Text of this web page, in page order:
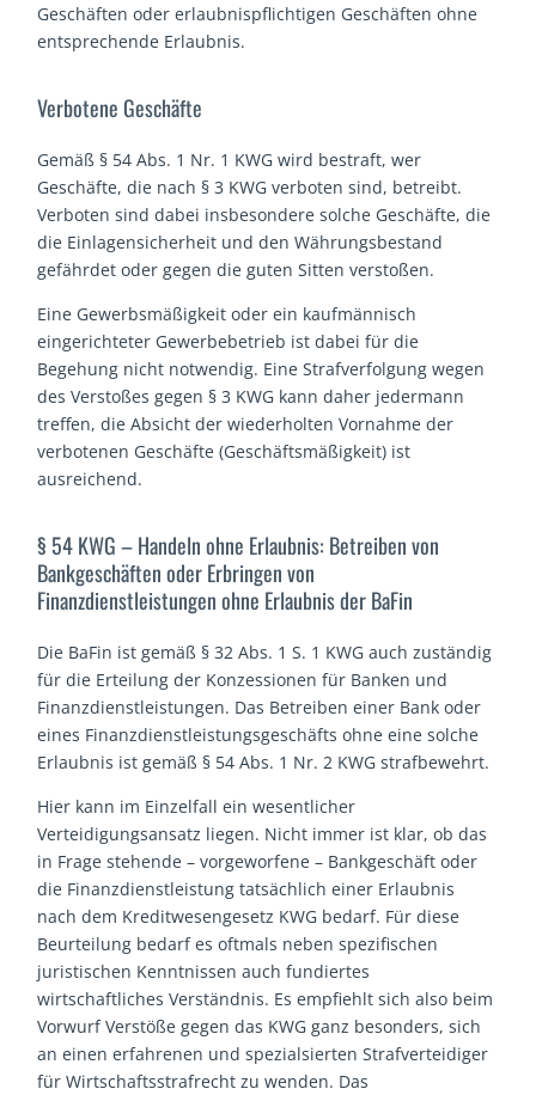
Geschäften oder erlaubnispflichtigen Geschäften ohne
entsprechende Erlaubnis.
Verbotene Geschäfte
Gemäß § 54 Abs. 1 Nr. 1 KWG wird bestraft, wer
Geschäfte, die nach § 3 KWG verboten sind, betreibt.
Verboten sind dabei insbesondere solche Geschäfte, die
die Einlagensicherheit und den Währungsbestand
gefährdet oder gegen die guten Sitten verstoßen.
Eine Gewerbsmäßigkeit oder ein kaufmännisch
eingerichteter Gewerbebetrieb ist dabei für die
Begehung nicht notwendig. Eine Strafverfolgung wegen
des Verstoßes gegen § 3 KWG kann daher jedermann
treffen, die Absicht der wiederholten Vornahme der
verbotenen Geschäfte (Geschäftsmäßigkeit) ist
ausreichend.
§ 54 KWG – Handeln ohne Erlaubnis: Betreiben von
Bankgeschäften oder Erbringen von
Finanzdienstleistungen ohne Erlaubnis der BaFin
Die BaFin ist gemäß § 32 Abs. 1 S. 1 KWG auch zuständig
für die Erteilung der Konzessionen für Banken und
Finanzdienstleistungen. Das Betreiben einer Bank oder
eines Finanzdienstleistungsgeschäfts ohne eine solche
Erlaubnis ist gemäß § 54 Abs. 1 Nr. 2 KWG strafbewehrt.
Hier kann im Einzelfall ein wesentlicher
Verteidigungsansatz liegen. Nicht immer ist klar, ob das
in Frage stehende – vorgeworfene – Bankgeschäft oder
die Finanzdienstleistung tatsächlich einer Erlaubnis
nach dem Kreditwesengesetz KWG bedarf. Für diese
Beurteilung bedarf es oftmals neben spezifischen
juristischen Kenntnissen auch fundiertes
wirtschaftliches Verständnis. Es empfiehlt sich also beim
Vorwurf Verstöße gegen das KWG ganz besonders, sich
an einen erfahrenen und spezialsierten Strafverteidiger
für Wirtschaftsstrafrecht zu wenden. Das